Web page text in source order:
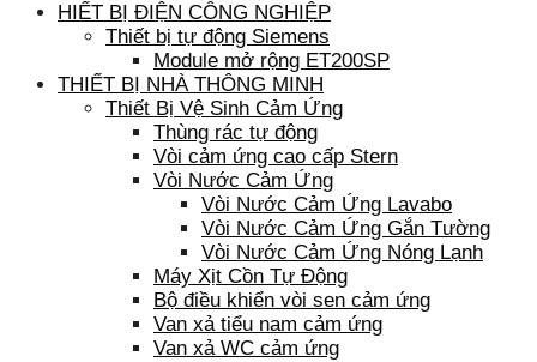
HIẾT BỊ ĐIỆN CÔNG NGHIỆP
Thiết bị tự động Siemens
Module mở rộng ET200SP
THIẾT BỊ NHÀ THÔNG MINH
Thiết Bị Vệ Sinh Cảm Ứng
Thùng rác tự động
Vòi cảm ứng cao cấp Stern
Vòi Nước Cảm Ứng
Vòi Nước Cảm Ứng Lavabo
Vòi Nước Cảm Ứng Gắn Tường
Vòi Nước Cảm Ứng Nóng Lạnh
Máy Xịt Cồn Tự Động
Bộ điều khiển vòi sen cảm ứng
Van xả tiểu nam cảm ứng
Van xả WC cảm ứng